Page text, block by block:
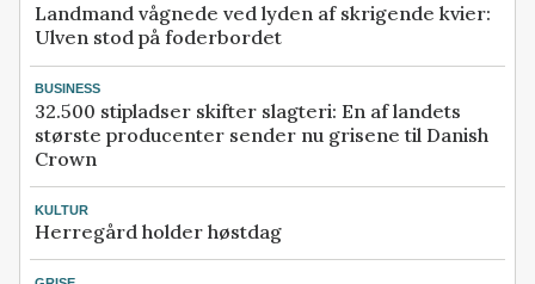
Landmand vågnede ved lyden af skrigende kvier:
Ulven stod på foderbordet
BUSINESS
32.500 stipladser skifter slagteri: En af landets
største producenter sender nu grisene til Danish
Crown
KULTUR
Herregård holder høstdag